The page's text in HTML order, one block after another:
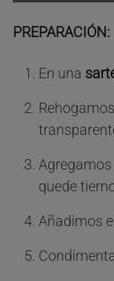
PREPARACIÓN:
En una
Agregamos
quede
Añadimos el